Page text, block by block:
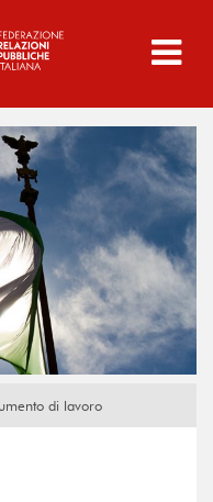
di lavoro